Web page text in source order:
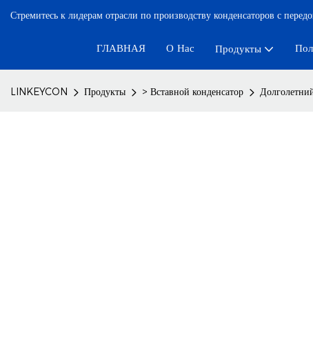
Стремитесь к лидерам отрасли по производству конденсаторов с
ГЛАВНАЯ О Нас Продукты
LINKEYCON Продукты > Вставной конденсатор